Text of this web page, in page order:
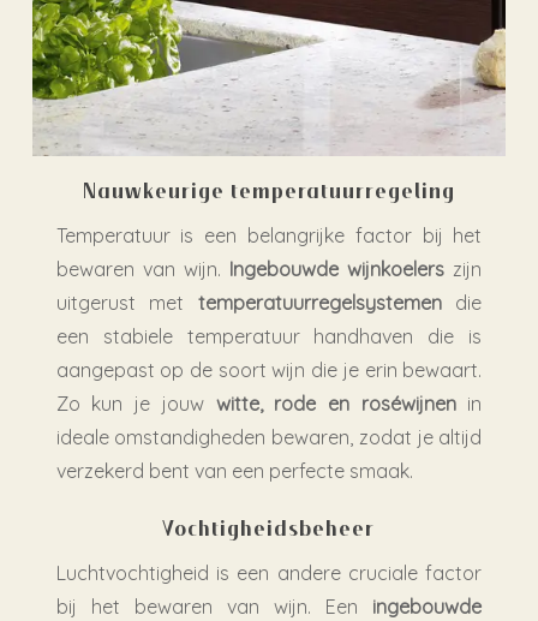
Nauwkeurige temperatuurregeling
Temperatuur is een belangrijke factor bij het
bewaren van wijn. Ingebouwde wijnkoelers zijn
uitgerust met temperatuurregelsystemendie
een stabiele temperatuur handhaven die is
aangepast op de soort wijn die je erin bewaart.
Zo kun je jouw witte, rode en roséwijnenin
ideale omstandigheden bewaren, zodat je altijd
verzekerd bent van een perfecte smaak.
Vochtigheidsbeheer
Luchtvochtigheid is een andere cruciale factor
bij het bewaren van wijn. Een ingebouwde